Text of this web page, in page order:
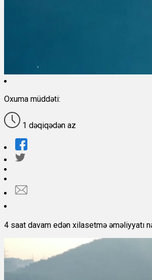
Oxuma müddəti:
1 dəqiqədən az
4 saat davam edən xilasetmə əməliyyatı